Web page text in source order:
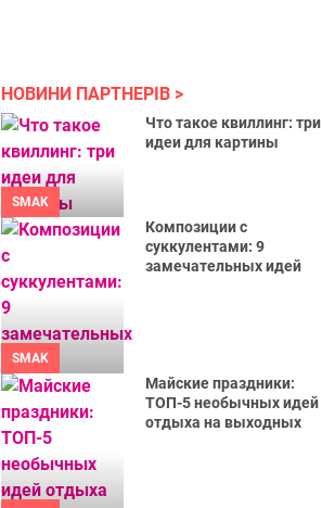
НОВИНИ ПАРТНЕРІВ
SMAK
Что такое квиллинг: три
идеи для картины
SMAK
Композиции с
суккулентами: 9
замечательных идей
Майские праздники:
ТОП-5 необычных идей
отдыха на выходных